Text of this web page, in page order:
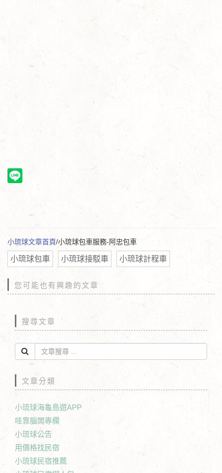
小琉球文章首頁/小琉球包車服務-阿忠包車
小琉球包車 小琉球接駁車 小琉球計程車
您可能也有興趣的文章
搜尋文章
文章分類
小琉球海龜島遊APP
哇靠腦闆專欄
小琉球公告
用價格找民宿
小琉球民宿推薦